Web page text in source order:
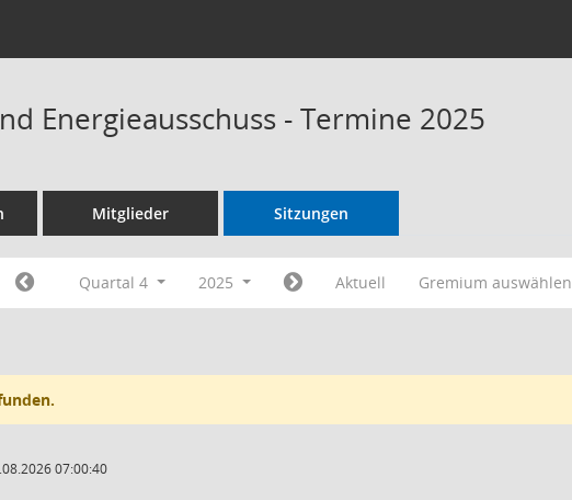
Energieausschuss - Termine 2025
Mitglieder Sitzungen
Quartal 4 2025 Aktuell Gremium auswählen
07:00:40